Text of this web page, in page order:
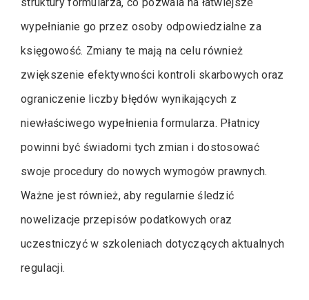
wypełnianie go przez osoby odpowiedzialne za
księgowość. Zmiany te mają na celu również
zwiększenie efektywności kontroli skarbowych oraz
ograniczenie liczby błędów wynikających z
niewłaściwego wypełnienia formularza. Płatnicy
powinni być świadomi tych zmian i dostosować
swoje procedury do nowych wymogów prawnych.
Ważne jest również, aby regularnie śledzić
nowelizacje przepisów podatkowych oraz
uczestniczyć w szkoleniach dotyczących aktualnych
regulacji.